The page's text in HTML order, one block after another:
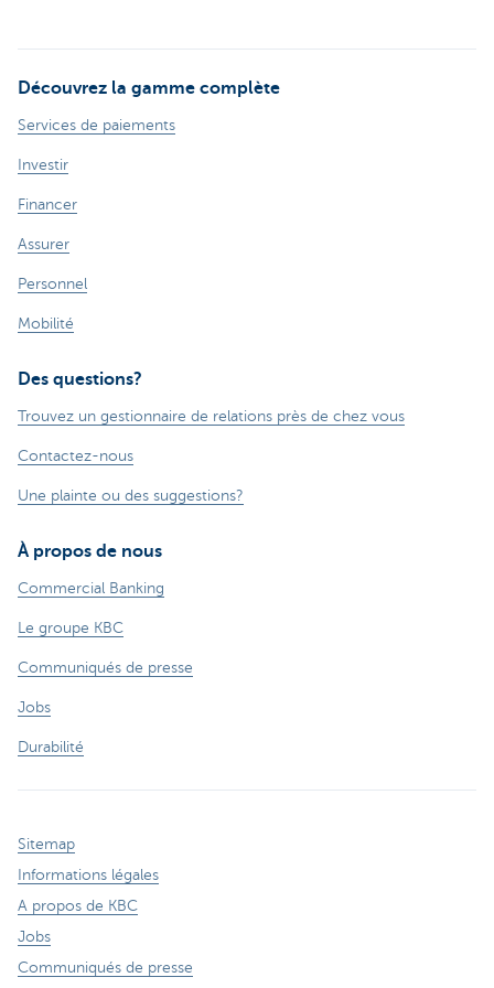
Découvrez la gamme complète
Services de paiements
Investir
Financer
Assurer
Personnel
Mobilité
Des questions?
Trouvez un gestionnaire de relations près de chez vous
Contactez-nous
Une plainte ou des suggestions?
À propos de nous
Commercial Banking
Le groupe KBC
Communiqués de presse
Jobs
Durabilité
Sitemap
Informations légales
A propos de KBC
Jobs
Communiqués de presse